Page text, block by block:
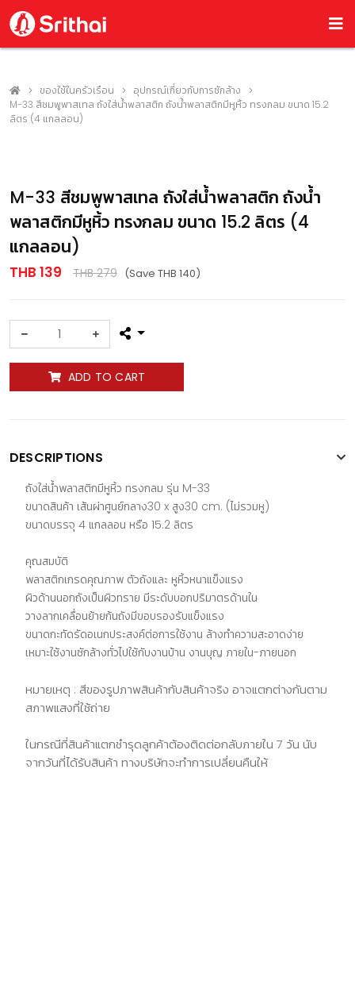
ของใช้ในครัวเรือน
อุปกรณ์เกี่ยวกับการซักล้าง
M-33 สีชมพูพาสเทล ถังใส่น้ำพลาสติก ถังน้ำพลาสติกมีหูหิ้ว ทรงกลม ขนาด 15.2
ลิตร (4 แกลลอน)
M-33 สีชมพูพาสเทล ถังใส่น้ำพลาสติก ถังน้ำ
พลาสติกมีหูหิ้ว ทรงกลม ขนาด 15.2 ลิตร (4
แกลลอน)
THB 139 THB 279 (Save THB 140)
ADD TO CART
DESCRIPTIONS
ถังใส่น้ำพลาสติกมีหูหิ้ว ทรงกลม รุ่น M-33
ขนาดสินค้า เส้นผ่าศูนย์กลาง30 x สูง30 cm. (ไม่รวมหู)
ขนาดบรรจุ 4 แกลลอน หรือ 15.2 ลิตร
คุณสมบัติ
พลาสติกเกรดคุณภาพ ตัวถังและ หูหิ้วหนาแข็งแรง
ผิวด้านนอกถังเป็นผิวทราย มีระดับบอกปริมาตรด้านใน
วางลากเคลื่อนย้ายก้นถังมีขอบรองรับแข็งแรง
ขนาดกะทัดรัดอเนกประสงค์ต่อการใช้งาน ล้างทำความสะอาดง่าย
เหมาะใช้งานซักล้างทั่วไปใช้กับงานบ้าน งานบุญ ภายใน-ภายนอก
หมายเหตุ : สีของรูปภาพสินค้ากับสินค้าจริง อาจแตกต่างกันตาม
สภาพแสงที่ใช้ถ่าย
ในกรณีที่สินค้าแตกชำรุดลูกค้าต้องติดต่อกลับภายใน 7 วัน นับ
จากวันที่ได้รับสินค้า ทางบริษัทจะทำการเปลี่ยนคืนให้